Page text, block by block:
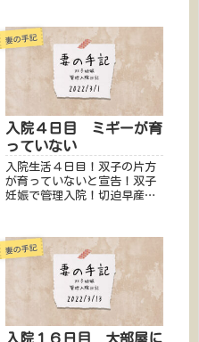
入院の日記を公開！あなたの
知りたいがここに綴られてい
ることを祈って。
妻の手記
入院４日目 ミギーが育
っていない
入院生活４日目！双子の片方
が育っていないと宣告！双子
妊娠で管理入院！切迫早産？
い！実際の管理入院の日記を
公開！あなたの知りたいがこ
こに綴られていることを祈っ
妻の手記
入院１６日目 大部屋に